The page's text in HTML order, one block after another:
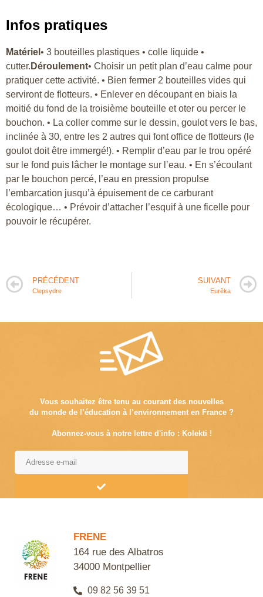
Infos pratiques
Matériel • 3 bouteilles plastiques • colle liquide •
cutter. Déroulement• Choisir un petit plan d’eau calme pour
pratiquer cette activité. • Bien fermer 2 bouteilles vides qui
serviront de flotteurs. • Enlever en découpant en biais la
moitié du fond de la troisième bouteille et oter ou percer le
bouchon. • La coller comme sur le dessin, goulot vers le bas,
inclinée à 30, entre les 2 autres qui font office de flotteurs (le
goulot doit être immergé!). • Remplir d’eau par le trou opéré
sur le fond puis lâcher le montage sur l’eau. • En s’écoulant
par le bouchon percé, l’eau en pression propulse
l’embarcation jusqu’à épuisement de ce carburant
écologique… • Prévoir d’attacher l’esquif à une ficelle pour
pouvoir le récupérer.
PRÉCÉDENT
Clepsydre
SUIVANT
Eurêka
Vous souhaitez être tenu au courant des nouvelles
du monde de l’éducation à l’environnement en France ?
Abonnez-vous à notre lettre d'info : Kolekti !
FRENE
164 rue des Albatros
34000 Montpellier
09 82 56 39 51